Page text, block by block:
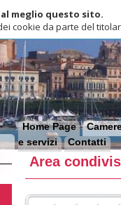
questo sito.
da parte del titolare del sito
Page Camere
Contatti
condivisa